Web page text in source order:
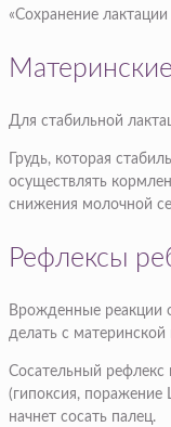
«Сохранение
Для стабильной
Грудь, которая
осуществлять
снижения молочной
Рефлексы
Врожденные реакции
делать с материнской
Сосательный
(гипоксия,
начнет сосать палец.